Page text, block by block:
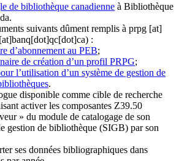
de bibliothèque canadienne à Bibliothèque
suivants dûment remplis à prpg [at]
:
d’abonnement au PEB;
de création d’un profil PRPG;
l’utilisation d’un système de gestion de
.
disponible comme cible de recherche
activer les composantes Z39.50
» du module de catalogage de son
gestion de bibliothèque (SIGB) par son
ses données bibliographiques dans